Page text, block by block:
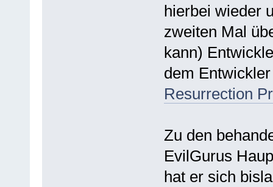
hierbei wieder
zweiten Mal
kann)
dem
Resurrection
Zu den
EvilGurus
hat er sich